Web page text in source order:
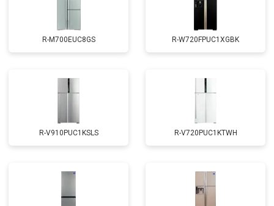
R-M700EUC8GS R-W720FPUC1XGBK
R-V910PUC1KSLS R-V720PUC1KTWH